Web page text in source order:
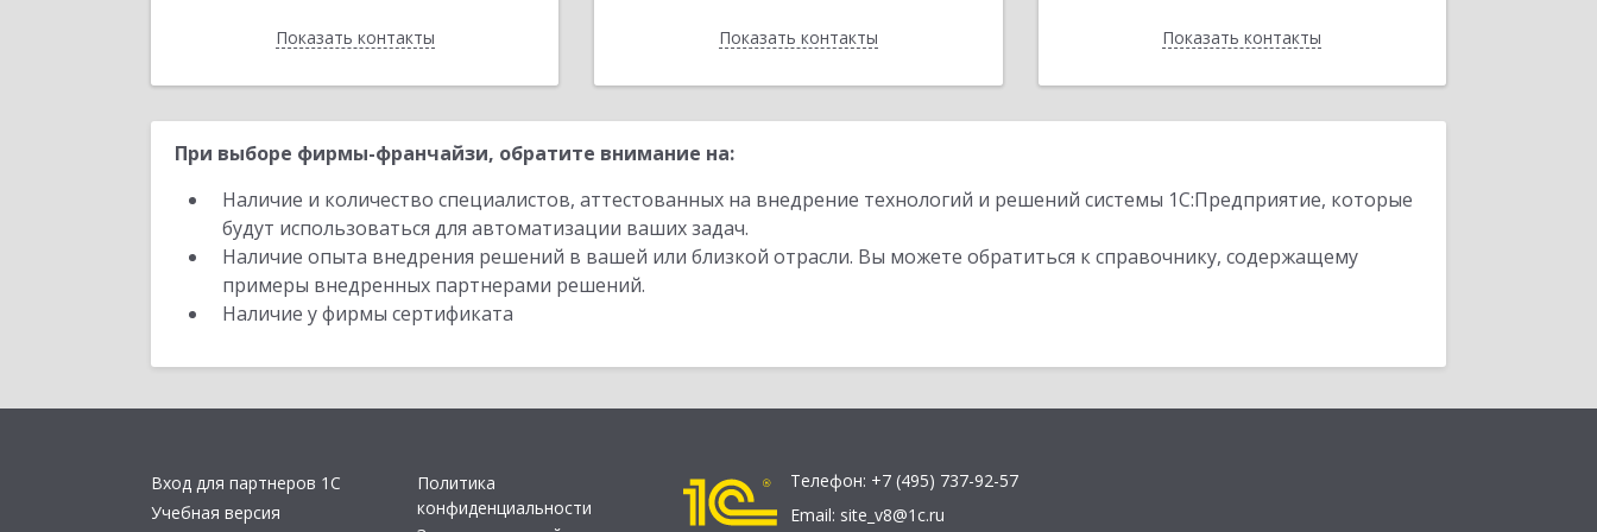
Показать контакты
Назад Показать контакты
Назад Показать контакты
Назад
При выборе фирмы-франчайзи, обратите внимание на:
Наличие и количество специалистов, аттестованных на внедрение технологий и решений системы 1С:Предприятие, которые
будут использоваться для автоматизации ваших задач.
Наличие опыта внедрения решений в вашей или близкой отрасли. Вы можете обратиться к справочнику, содержащему
примеры внедренных партнерами решений.
Наличие у фирмы сертификата
Вход для партнеров 1С
Учебная версия
Политика
конфиденциальности
Телефон: +7 (495) 737-92-57
Email: site_v8@1c.ru